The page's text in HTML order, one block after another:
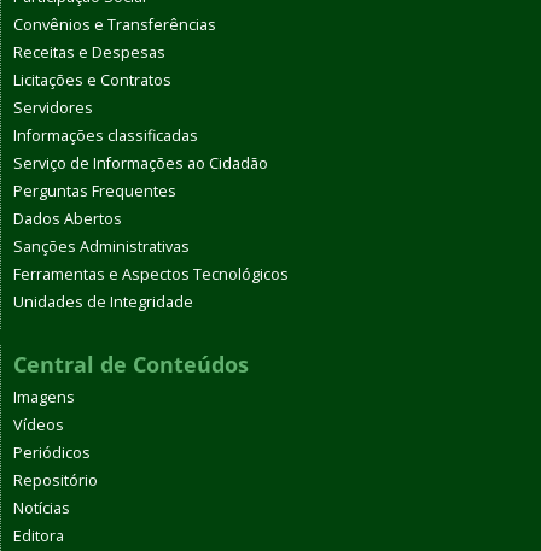
Convênios e Transferências
Receitas e Despesas
Licitações e Contratos
Servidores
Informações classificadas
Serviço de Informações ao Cidadão
Perguntas Frequentes
Dados Abertos
Sanções Administrativas
Ferramentas e Aspectos Tecnológicos
Unidades de Integridade
Central de Conteúdos
Imagens
Vídeos
Periódicos
Repositório
Notícias
Editora